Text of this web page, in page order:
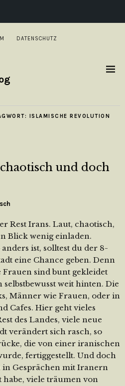
DATENSCHUTZ
ISLAMISCHE REVOLUTION
und doch
Rest Irans. Laut, chaotisch,
Blick wenig einladen.
ist, solltest du der 8-
eine Chance geben. Denn
sind bunt gekleidet
weit hinten. Die
Männer wie Frauen, oder in
Cafes. Hier geht vieles
des Landes, viele neue
verändert sich rasch, so
die von einer iranischen
fertiggestellt. Und doch
in Gesprächen mit Iranern
habe, viele träumen von